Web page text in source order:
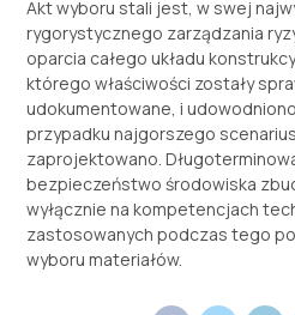
Akt wyboru stali jest, w swej
rygorystycznego zarządzania
oparcia całego układu
którego właściwości zostały
udokumentowane, i
przypadku najgorszego
zaprojektowano.
bezpieczeństwo środowiska
wyłącznie na kompetencjach
zastosowanych podczas tego
wyboru materiałów.